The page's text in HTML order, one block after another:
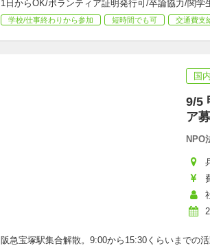
1日からOK/ボランティア証明発行可/卒論協力/関
学校/仕事終わりから参加 短時間でも可 交通費支
国
9/5
ア
NPO
阪急宝塚駅集合解散。9:00から15:30くらいまでの